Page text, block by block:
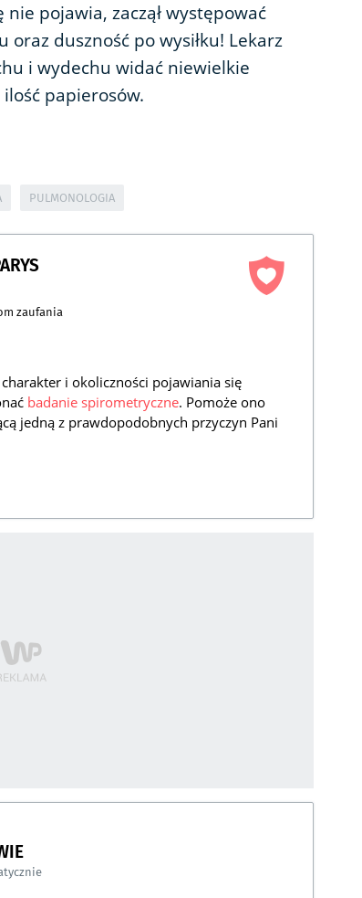
pojawia, zaczął występować
oraz duszność po wysiłku! Lekarz
i wydechu widać niewielkie
papierosów.
PULMONOLOGIA
zaufania
i okoliczności pojawiania się
badanie spirometryczne. Pomoże ono
jedną z prawdopodobnych przyczyn Pani